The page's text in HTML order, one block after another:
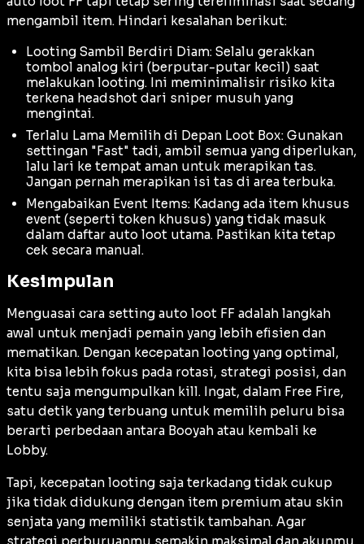
mengambil item. Hindari kesalahan berikut:
Looting Sambil Berdiri Diam: Selalu gerakkan
tombol analog kiri (berputar-putar kecil) saat
melakukan looting. Ini meminimalisir risiko kita
terkena headshot dari sniper musuh yang
mengintai.
Terlalu Lama Memilih di Depan Loot Box: Gunakan
settingan "Fast" tadi, ambil semua yang diperlukan,
lalu lari ke tempat aman untuk merapikan tas.
Jangan pernah merapikan isi tas di area terbuka.
Mengabaikan Event Items: Kadang ada item khusus
event (seperti token khusus) yang tidak masuk
dalam daftar auto loot utama. Pastikan kita tetap
cek secara manual.
Kesimpulan
Menguasai cara setting auto loot FF adalah langkah
awal untuk menjadi pemain yang lebih efisien dan
mematikan. Dengan kecepatan looting yang optimal,
kita bisa lebih fokus pada rotasi, strategi posisi, dan
tentu saja mengumpulkan kill. Ingat, dalam Free Fire,
satu detik yang terbuang untuk memilih peluru bisa
berarti perbedaan antara Booyah atau kembali ke
Lobby.
Tapi, kecepatan looting saja terkadang tidak cukup
jika tidak didukung dengan item premium atau skin
senjata yang memiliki statistik tambahan. Agar
strategi perburuanmu semakin maksimal dan akunmu